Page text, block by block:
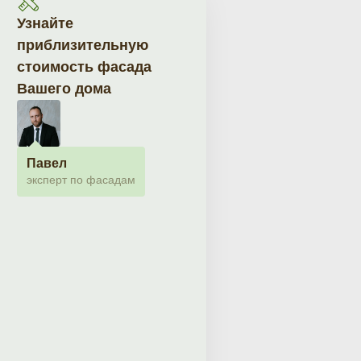
Узнайте
приблизительную
стоимость фасада
Вашего дома
Павел
эксперт по фасадам